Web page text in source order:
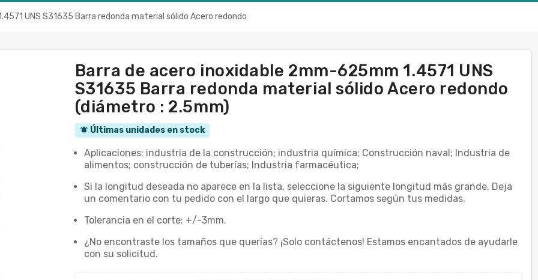
UNS S31635 Barra redonda material sólido Acero redondo
Barra de acero inoxidable 2mm-625mm 1.4571 UNS
S31635 Barra redonda material sólido Acero redondo
(diámetro : 2.5mm)
notifications_active Últimas unidades en stock
Aplicaciones: industria de la construcción; industria química; Construcción naval; Industria de
alimentos; construcción de tuberías; Industria farmacéutica;
Si la longitud deseada no aparece en la lista, seleccione la siguiente longitud más grande. Deja
un comentario con tu pedido con el largo que quieras. Cortamos según tus medidas.
Tolerancia en el corte: +/-3mm.
¿No encontraste los tamaños que querías? ¡Solo contáctenos! Estamos encantados de ayudarle
con su solicitud.